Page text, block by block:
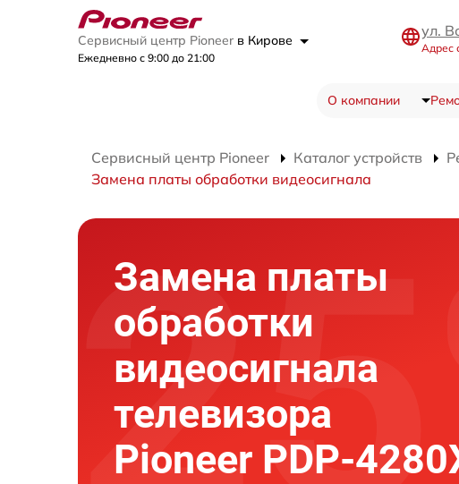
Сервисный центр Pioneer в Кирове
Ежедневно с 9:00 до 21:00
ул.
Адрес
О компании
Сервисный центр Pioneer Каталог устройств
Замена платы обработки видеосигнала
Замена платы
обработки
видеосигнала
телевизора
Pioneer PDP-